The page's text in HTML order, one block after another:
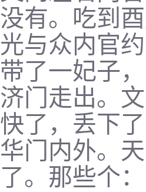
没有。吃到
光与众内官
带了一妃子
济门走出。
快了，丢下
华门内外。
了。那些个：